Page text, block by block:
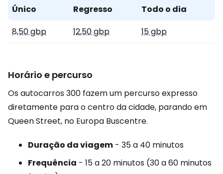
Único Regresso
Todo o dia
8,50 gbp
12,50 gbp 15 gbp
Horário e percurso
Os autocarros 300 fazem um percurso expresso
diretamente para o centro da cidade, parando em
Queen Street, no Europa Buscentre.
Duração da viagem - 35 a 40 minutos
Frequência - 15 a 20 minutos (30 a 60 minutos